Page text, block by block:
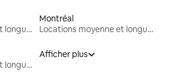
Locations moyenne et longue durée
Montréal
Locations moyenne et longue durée
Locations moyenne et longue durée
Afficher plus